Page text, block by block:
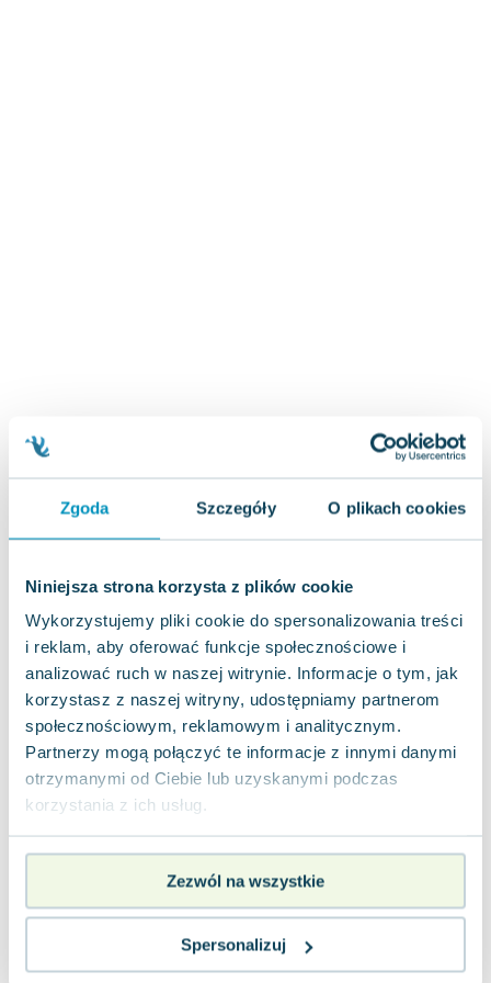
Zgoda Szczegóły O plikach cookies
Niniejsza strona korzysta z plików cookie
Wykorzystujemy pliki cookie do spersonalizowania treści
i reklam, aby oferować funkcje społecznościowe i
analizować ruch w naszej witrynie. Informacje o tym, jak
korzystasz z naszej witryny, udostępniamy partnerom
społecznościowym, reklamowym i analitycznym.
Partnerzy mogą połączyć te informacje z innymi danymi
otrzymanymi od Ciebie lub uzyskanymi podczas
korzystania z ich usług.
Zezwól na wszystkie
Spersonalizuj
Piotr Semka
Jarosław Iwaszkiewicz
Joseph Murphy
Jan Sztaudynger
Oscar Wilde
Małgorzata Ohme
Maddie Ziegler
Leszek Czarnecki
Joanna Racewicz
Maria Seweryn
Janina Zającówna
Eric Helms
Nela Mała Reporterka
Barbara Wrzesińska